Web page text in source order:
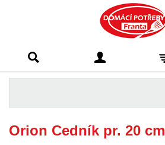
Franta - Příbram
Orion Cedník pr. 20 cm